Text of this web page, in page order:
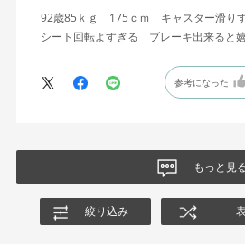
92歳85ｋｇ 175ｃｍ キャスター滑り
シート回転よすぎる ブレーキ出来ると
参考になった
もっと見
絞り込み